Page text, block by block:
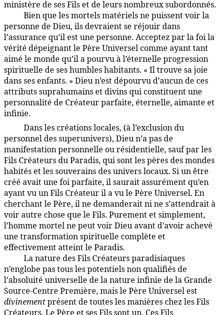
ministère de ses Fils et de leurs nombreux subordonnés.
Bien que les mortels matériels ne puissent voir la
personne de Dieu, ils devraient se réjouir dans
l’assurance qu’il est une personne. Acceptez par la foi la
vérité dépeignant le Père Universel comme ayant tant
aimé le monde qu’il a pourvu à l’éternelle progression
spirituelle de ses humbles habitants. « Il trouve sa joie
dans ses enfants. » Dieu n’est dépourvu d’aucun de ces
attributs suprahumains et divins qui constituent une
personnalité de Créateur parfaite, éternelle, aimante et
infinie.
Dans les créations locales, (à l’exclusion du
personnel des superunivers), Dieu n’a pas de
manifestation personnelle ou résidentielle, sauf par les
Fils Créateurs du Paradis, qui sont les pères des mondes
habités et les souverains des univers locaux. Si un être
créé avait une foi parfaite, il saurait assurément qu’en
ayant vu un Fils Créateur il a vu le Père Universel. En
cherchant le Père, il ne demanderait ni ne s’attendrait à
voir autre chose que le Fils. Purement et simplement,
l’homme mortel ne peut voir Dieu avant d’avoir achevé
une transformation spirituelle complète et
effectivement atteint le Paradis.
La nature des Fils Créateurs paradisiaques
n’englobe pas tous les potentiels non qualifiés de
l’absoluité universelle de la nature infinie de la Grande
Source-Centre Première, mais le Père Universel est
divinementprésent de toutes les manières chez les Fils
Créateurs. Le Père et ses Fils sont un. Ces Fils